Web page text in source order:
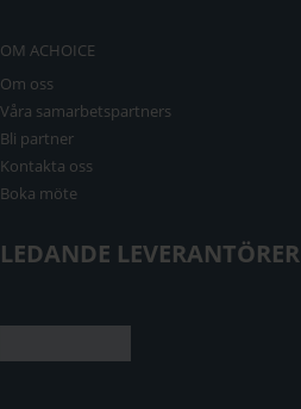
OM ACHOICE
Om oss
Våra samarbetspartners
Bli partner
Kontakta oss
Boka möte
LEDANDE LEVERANTÖRER